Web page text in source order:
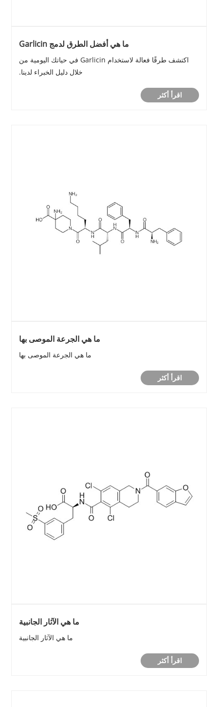
ما هي أفضل الطرق لدمج Garlicin
اكتشف طرقًا فعالة لاستخدام Garlicin في حياتك اليومية من
خلال دليل الخبراء لدينا.
اقرأ أكثر
ما هي الجرعة الموصى بها
ما هي الجرعة الموصى بها
اقرأ أكثر
ما هي الآثار الجانبية
ما هي الآثار الجانبية
اقرأ أكثر